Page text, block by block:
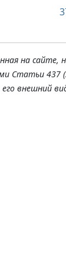
на сайте,
Статьи 437
внешний